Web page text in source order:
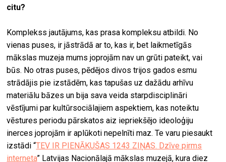
citu?
Komplekss jautājums, kas prasa kompleksu atbildi. No
vienas puses, ir jāstrādā ar to, kas ir, bet laikmetīgās
mākslas muzeja mums joprojām nav un grūti pateikt, vai
būs. No otras puses, pēdējos divos trijos gados esmu
strādājis pie izstādēm, kas tapušas uz dažādu arhīvu
materiālu bāzes un bija sava veida starpdisciplināri
vēstījumi par kultūrsociālajiem aspektiem, kas noteiktu
vēstures periodu pārskatos aiz iepriekšējo ideoloģiju
inerces joprojām ir aplūkoti nepelnīti maz. Te varu piesaukt
izstādi “TEV IR PIENĀKUŠAS 1243 ZIŅAS. Dzīve pirms
interneta” Latvijas Nacionālajā mākslas muzejā, kura diez